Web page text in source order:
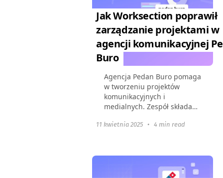
Jak Worksection poprawił
zarządzanie projektami w
agencji komunikacyjnej
Buro
Agencja Pedan Buro pomaga
w tworzeniu projektów
komunikacyjnych i
medialnych. Zespół składa
około 10 kontrahentów.
realizuje własne inicjatywy...
11 kwietnia 2025 • 4 min read